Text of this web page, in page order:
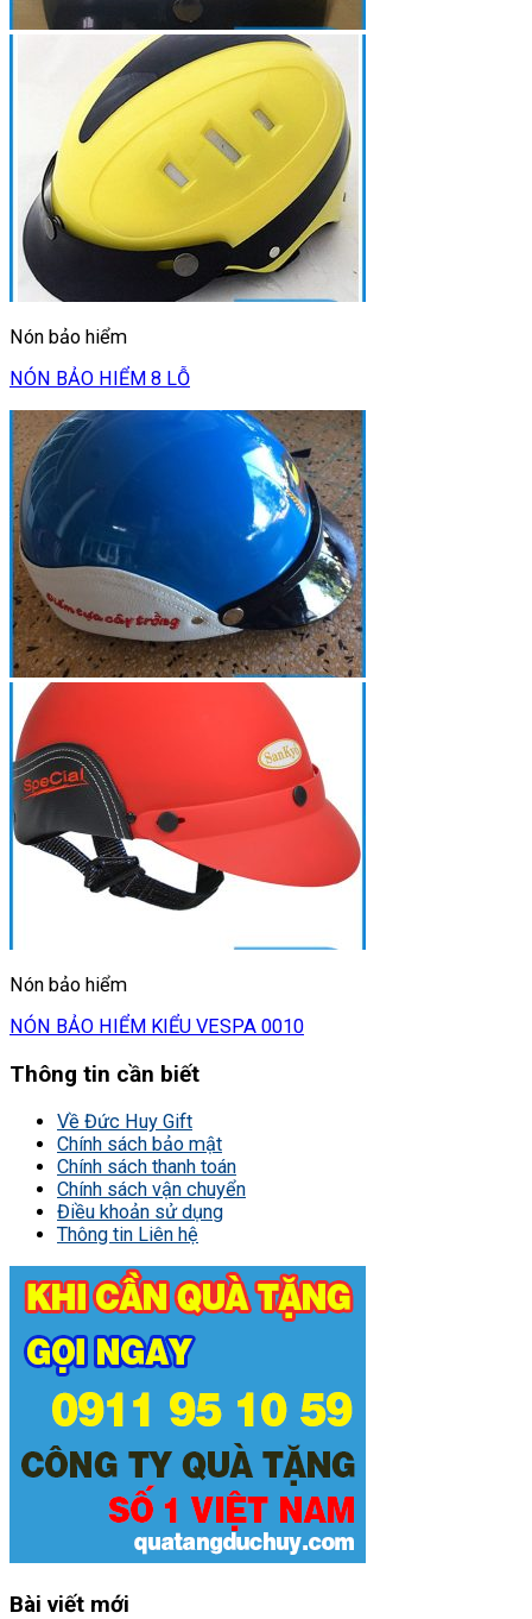
Nón bảo hiểm
NÓN BẢO HIỂM 8 LỖ
Nón bảo hiểm
NÓN BẢO HIỂM KIỂU VESPA 0010
Thông tin cần biết
Về Đức Huy Gift
Chính sách bảo mật
Chính sách thanh toán
Chính sách vận chuyển
Điều khoản sử dụng
Thông tin Liên hệ
Bài viết mới